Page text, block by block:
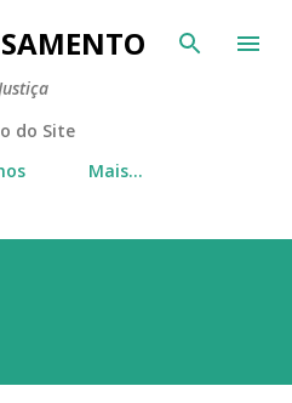
principal
do Site
Mais…